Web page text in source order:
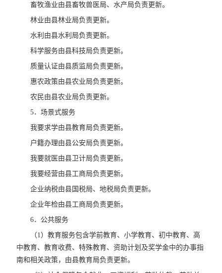
畜牧渔业由县畜牧兽医局、水产局负责更新。
林业由县林业局负责更新。
水利由县水利局负责更新。
科学服务由县科技局负责更新。
质量认证由县质监局负责更新。
惠农政策由县农业局负责更新。
农民由县农业局负责更新。
5．场景式服务
我要求学由县教育局负责更新。
户籍办理由县公安局负责更新。
我要就医由县卫计局负责更新。
我要经营由县工商局负责更新。
企业纳税由县国税局、地税局负责更新。
企业年检由县工商局负责更新。
6．公共服务
（1）教育服务包含学前教育、小学教育、初中教育、高
中教育、教育收费、特殊教育、资助计划及奖学金中的办事指
南和相关政策，由县教育局负责更新。